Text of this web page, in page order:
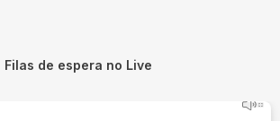
Filas de espera no Live